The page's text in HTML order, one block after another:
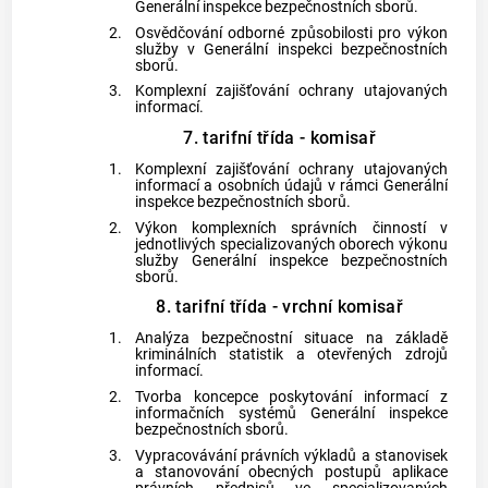
Generální inspekce bezpečnostních sborů.
2.
Osvědčování odborné způsobilosti pro výkon
služby v Generální inspekci bezpečnostních
sborů.
3.
Komplexní zajišťování ochrany utajovaných
informací.
7. tarifní třída - komisař
1.
Komplexní zajišťování ochrany utajovaných
informací a osobních údajů v rámci Generální
inspekce bezpečnostních sborů.
2.
Výkon komplexních správních činností v
jednotlivých specializovaných oborech výkonu
služby Generální inspekce bezpečnostních
sborů.
8. tarifní třída - vrchní komisař
1.
Analýza bezpečnostní situace na základě
kriminálních statistik a otevřených zdrojů
informací.
2.
Tvorba koncepce poskytování informací z
informačních systémů Generální inspekce
bezpečnostních sborů.
3.
Vypracovávání právních výkladů a stanovisek
a stanovování obecných postupů aplikace